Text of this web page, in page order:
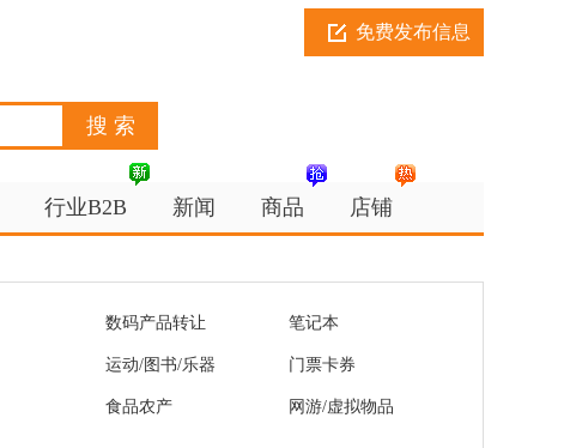
免费发布信息
行业B2B 新闻 商品 店铺
数码产品转让 笔记本
运动/图书/乐器 门票卡券
食品农产 网游/虚拟物品